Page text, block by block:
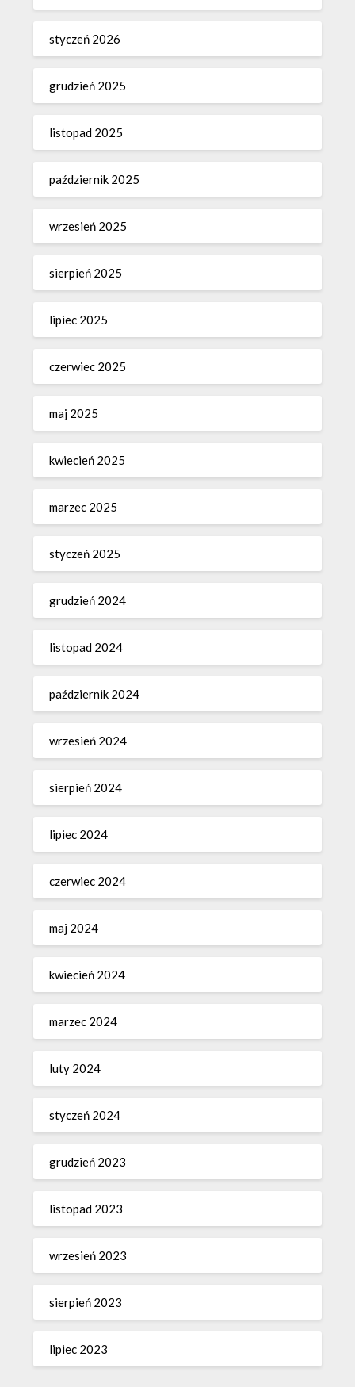
styczeń 2026
grudzień 2025
listopad 2025
październik 2025
wrzesień 2025
sierpień 2025
lipiec 2025
czerwiec 2025
maj 2025
kwiecień 2025
marzec 2025
styczeń 2025
grudzień 2024
listopad 2024
październik 2024
wrzesień 2024
sierpień 2024
lipiec 2024
czerwiec 2024
maj 2024
kwiecień 2024
marzec 2024
luty 2024
styczeń 2024
grudzień 2023
listopad 2023
wrzesień 2023
sierpień 2023
lipiec 2023